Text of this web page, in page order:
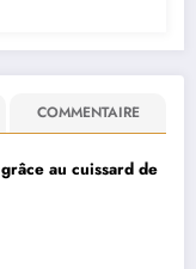
COMMENTAIRE
au cuissard de